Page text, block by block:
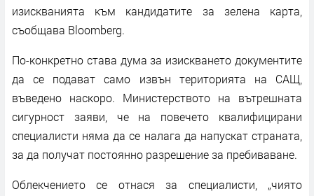
изискванията към кандидатите за зелена карта,
съобщава Bloomberg.
По-конкретно става дума за изискването документите
да се подават само извън територията на САЩ,
въведено наскоро. Министерството на вътрешната
сигурност заяви, че на повечето квалифицирани
специалисти няма да се налага да напускат страната,
за да получат постоянно разрешение за пребиваване.
Облекчението се отнася за специалисти, „чиято